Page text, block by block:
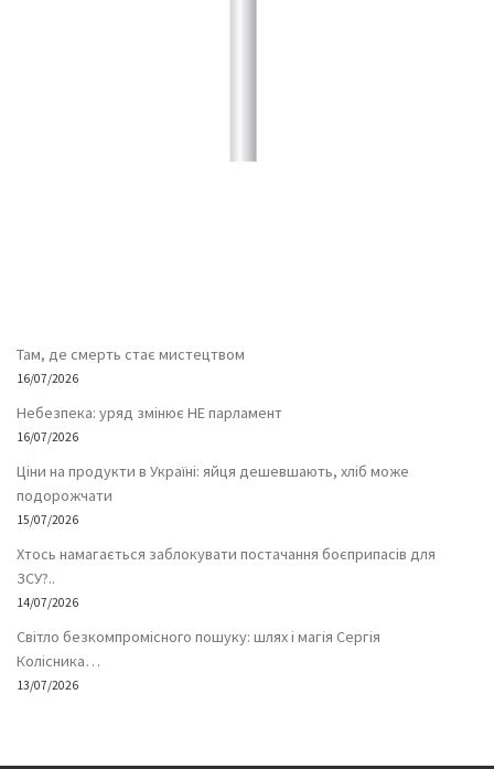
Там, де смерть стає мистецтвом
16/07/2026
Небезпека: уряд змінює НЕ парламент
16/07/2026
Ціни на продукти в Україні: яйця дешевшають, хліб може
подорожчати
15/07/2026
Хтось намагається заблокувати постачання боєприпасів для
ЗСУ?..
14/07/2026
Світло безкомпромісного пошуку: шлях і магія Сергія
Колісника…
13/07/2026